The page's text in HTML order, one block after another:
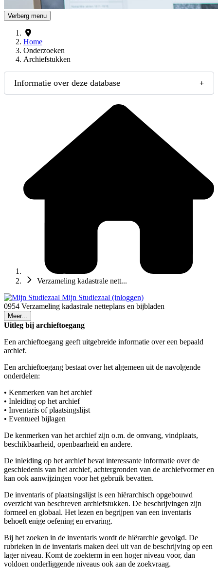
Verberg menu
Home
Onderzoeken
Archiefstukken
Informatie over deze database
Verzameling kadastrale nett...
Mijn Studiezaal (inloggen)
0954 Verzameling kadastrale netteplans en bijbladen
Meer...
Uitleg bij archieftoegang
Een archieftoegang geeft uitgebreide informatie over een bepaald
archief.
Een archieftoegang bestaat over het algemeen uit de navolgende
onderdelen:
• Kenmerken van het archief
• Inleiding op het archief
• Inventaris of plaatsingslijst
• Eventueel bijlagen
De kenmerken van het archief zijn o.m. de omvang, vindplaats,
beschikbaarheid, openbaarheid en andere.
De inleiding op het archief bevat interessante informatie over de
geschiedenis van het archief, achtergronden van de archiefvormer en
kan ook aanwijzingen voor het gebruik bevatten.
De inventaris of plaatsingslijst is een hiërarchisch opgebouwd
overzicht van beschreven archiefstukken. De beschrijvingen zijn
formeel en globaal. Het lezen en begrijpen van een inventaris
behoeft enige oefening en ervaring.
Bij het zoeken in de inventaris wordt de hiërarchie gevolgd. De
rubrieken in de inventaris maken deel uit van de beschrijving op een
lager niveau. Komt de zoekterm in een hoger niveau voor, dan
voldoen onderliggende niveaus ook aan de zoekvraag.